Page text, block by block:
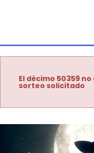
El décimo 50359
sorteo solicitado